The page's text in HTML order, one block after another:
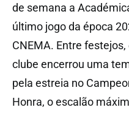
de semana a
último jogo da época
CNEMA. Entre
clube encerrou uma
pela estreia no
Honra, o escalão